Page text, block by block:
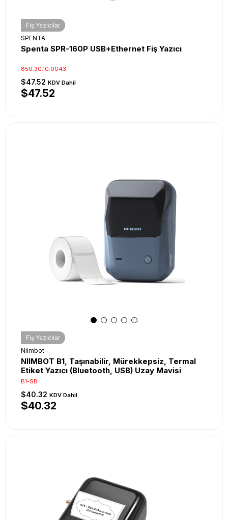
Fiş Yazıcılar
SPENTA
Spenta SPR-160P USB+Ethernet Fiş Yazıcı
850.30.10.0043
$47.52 KDV Dahil
$47.52
Fiş Yazıcılar
Niimbot
NIIMBOT B1, Taşınabilir, Mürekkepsiz, Termal
Etiket Yazıcı (Bluetooth, USB) Uzay Mavisi
B1-SB
$40.32 KDV Dahil
$40.32